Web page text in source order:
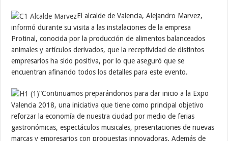
El alcalde de Valencia, Alejandro Marvez,
informó durante su visita a las instalaciones de la empresa
Protinal, conocida por la producción de alimentos balanceados
animales y artículos derivados, que la receptividad de distintos
empresarios ha sido positiva, por lo que aseguró que se
encuentran afinando todos los detalles para este evento.
“Continuamos preparándonos para dar inicio a la Expo
Valencia 2018, una iniciativa que tiene como principal objetivo
reforzar la economía de nuestra ciudad por medio de ferias
gastronómicas, espectáculos musicales, presentaciones de nuevas
marcas y empresarios con propuestas innovadoras. Además de